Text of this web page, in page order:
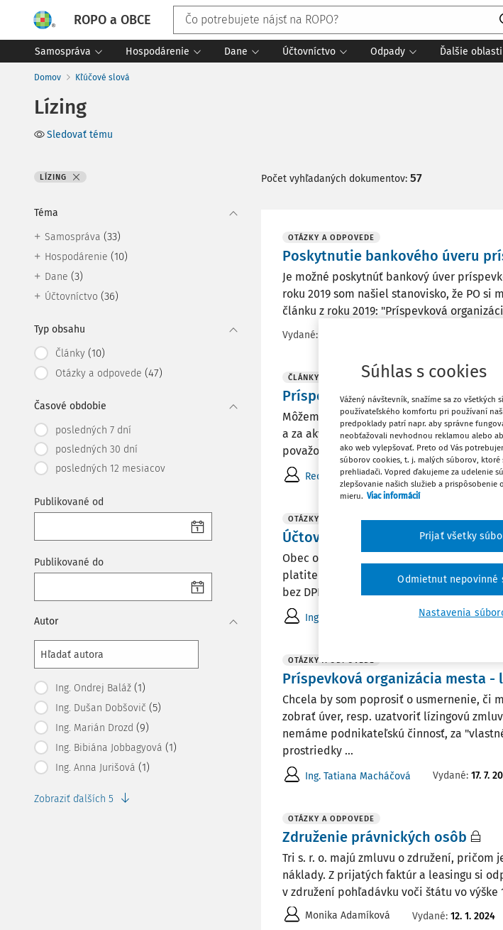
ROPO a OBCE
Samospráva Hospodárenie Dane Účtovníctvo Odpady Ďalšie oblasti
Domov Kľúčové slová
Lízing
Sledovať tému
LÍZING
Téma
Samospráva (33)
Hospodárenie (10)
Dane (3)
Účtovníctvo (36)
Typ obsahu
Články (10)
Otázky a odpovede (47)
Časové obdobie
posledných 7 dní
posledných 30 dní
posledných 12 mesiacov
Publikované od
Publikované do
Autor
Ing. Ondrej Baláž (1)
Ing. Dušan Dobšovič (5)
Ing. Marián Drozd (9)
Ing. Bibiána Jobbagyová (1)
Ing. Anna Jurišová (1)
Zobraziť ďalších 5
Počet vyhľadaných dokumentov: 57
OTÁZKY A ODPOVEDE
Poskytnutie bankového úveru
Je možné poskytnúť bankový úver
roku 2019 som našiel stanovisko, že PO
článku z roku 2019: "Príspevková
Vydané:
ČLÁNKY
Príspevková organizácia mesta a
Môžeme ako príspevková organizácia
a za akých podmienok? Nemáme
považovať všetky prostriedky, ktoré
Redakcia,Ing. Tatiana Macháčová
OTÁZKY A ODPOVEDE
Účtovanie finančného lízingu v
Obec obstarala automobil, ktorý
platiteľom DPH. Obec od predávajúceho
bez DPH bola 21 666,66 eur a DPH bola 4
Ing. Terézia Urbanová Vydané:20. 8.
OTÁZKY A ODPOVEDE
Príspevková organizácia mesta -
Chcela by som poprosiť o usmernenie, či
zobrať úver, resp. uzatvoriť lízingovú
nemáme podnikateľskú činnosť, za
prostriedky ...
Ing. Tatiana Macháčová Vydané: 17. 7.
OTÁZKY A ODPOVEDE
Združenie právnických osôb
Tri s. r. o. majú zmluvu o združení,
náklady. Z prijatých faktúr a leasingu si
v združení pohľadávku voči štátu vo
Monika Adamíková Vydané: 12. 1. 2024
Súhlas s cookies
Vážený návštevník, snažíme sa zo všetkých
používateľského komfortu pri používaní
predpoklady patrí napr. aby správne
neobťažovali nevhodnou reklamou alebo
ako web vylepšovať. Preto od Vás
súborov cookies, t. j. malých súborov, ktoré
prehliadači. Vopred ďakujeme za udelenie
zlepšovanie našich služieb a prispôsobenie
mieru. Viac informácií
Nastavenia
Odmietnut nepovinné
Prijať všetky